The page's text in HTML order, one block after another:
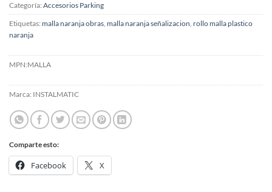
Categoría: Accesorios Parking
Etiquetas: malla naranja obras, malla naranja señalizacion, rollo malla plastico
naranja
MPN:MALLA
Marca: INSTALMATIC
Comparte esto:
Facebook X